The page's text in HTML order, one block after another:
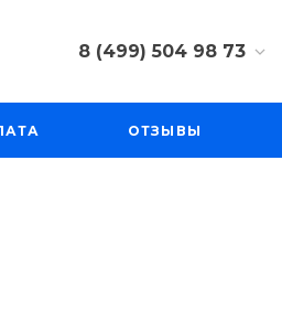
8 (499) 504 98 73
8 (499) 504 98 73
г. Москва, ул. Большая
ОТЗЫВЫ